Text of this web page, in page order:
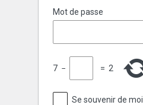
Mot de passe
7 − = 2
Se souvenir de moi